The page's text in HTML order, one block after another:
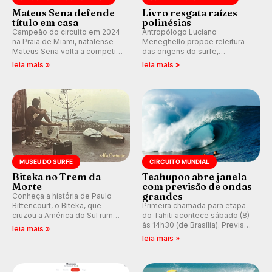
Mateus Sena defende
título em casa
Campeão do circuito em 2024
na Praia de Miami, natalense
Mateus Sena volta a competir
em casa em busca de manter a
leia mais »
Livro resgata raízes
polinésias
Antropólogo Luciano
Meneghello propõe releitura
das origens do surfe,
resgatando a cultura polinésia
prática em esporte e indústria.
leia mais »
MUSEU DO SURFE
Biteka no Trem da
Morte
Conheça a história de Paulo
Bittencourt, o Biteka, que
cruzou a América do Sul rumo
ao Pacífico em uma jornada
leia mais »
CIRCUITO MUNDIAL
Teahupoo abre janela
com previsão de ondas
grandes
Primeira chamada para etapa
do Tahiti acontece sábado (8)
às 14h30 (de Brasília). Previsão
indica swell consistente.
Kelly Slater convidado.
leia mais »